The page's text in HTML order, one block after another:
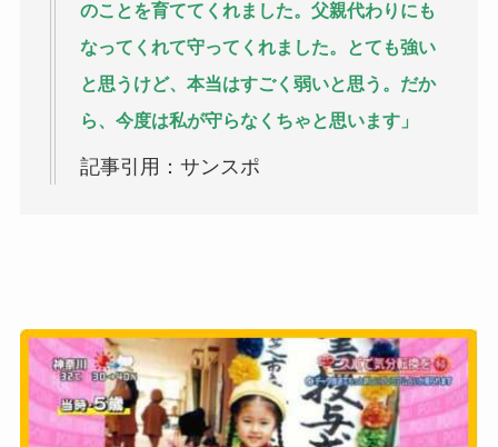
のことを育ててくれました。父親代わりにも
なってくれて守ってくれました。とても強い
と思うけど、本当はすごく弱いと思う。だか
ら、今度は私が守らなくちゃと思います」
記事引用：サンスポ